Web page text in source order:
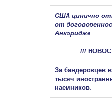
США цинично
от
Анкоридже
///
За бандеровцев
тысяч
наемников.